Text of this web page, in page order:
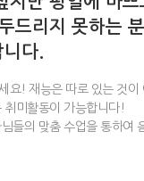
드리지 못하는
다.
요! 재능은 따로 있는 것이
취미활동이 가능합니다!
들의 맞춤 수업을 통하여